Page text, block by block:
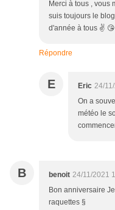
Merci à tous , vous
suis toujours le
d'année à tous ✌️ 😘
Répondre
E Eric 24/
On a
météo le
B benoit 24/11/2021
Bon anniversaire
raquettes §